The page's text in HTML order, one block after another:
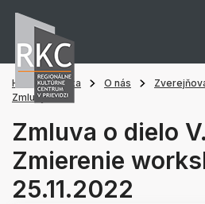
Hlavná stránka O nás
Zmluvy
Zmluva o dielo
Zmierenie
25.11.2022